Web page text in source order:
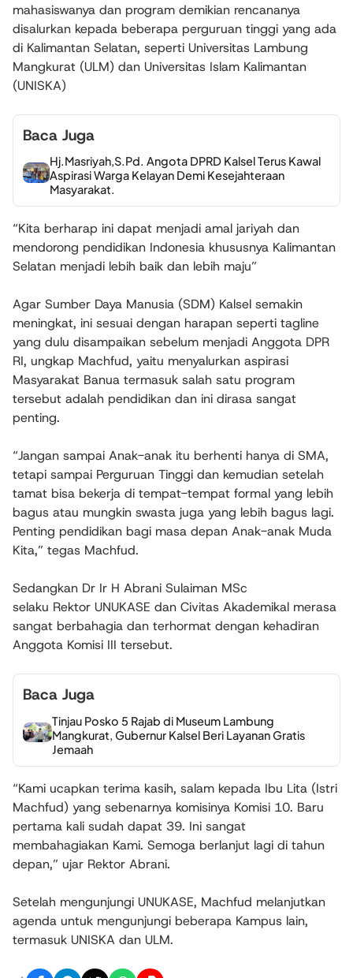
mahasiswanya dan program demikian rencananya
disalurkan kepada beberapa perguruan tinggi yang ada
di Kalimantan Selatan, seperti Universitas Lambung
Mangkurat (ULM) dan Universitas Islam Kalimantan
(UNISKA)
Baca Juga
Hj.Masriyah,S.Pd. Angota DPRD Kalsel Terus Kawal
Aspirasi Warga Kelayan Demi Kesejahteraan
Masyarakat.
“Kita berharap ini dapat menjadi amal jariyah dan
mendorong pendidikan Indonesia khususnya Kalimantan
Selatan menjadi lebih baik dan lebih maju”
Agar Sumber Daya Manusia (SDM) Kalsel semakin
meningkat, ini sesuai dengan harapan seperti tagline
yang dulu disampaikan sebelum menjadi Anggota DPR
RI, ungkap Machfud, yaitu menyalurkan aspirasi
Masyarakat Banua termasuk salah satu program
tersebut adalah pendidikan dan ini dirasa sangat
penting.
“Jangan sampai Anak-anak itu berhenti hanya di SMA,
tetapi sampai Perguruan Tinggi dan kemudian setelah
tamat bisa bekerja di tempat-tempat formal yang lebih
bagus atau mungkin swasta juga yang lebih bagus lagi.
Penting pendidikan bagi masa depan Anak-anak Muda
Kita,” tegas Machfud.
Sedangkan Dr Ir H Abrani Sulaiman MSc
selaku Rektor UNUKASE dan Civitas Akademikal merasa
sangat berbahagia dan terhormat dengan kehadiran
Anggota Komisi III tersebut.
Baca Juga
Tinjau Posko 5 Rajab di Museum Lambung
Mangkurat, Gubernur Kalsel Beri Layanan Gratis
Jemaah
“Kami ucapkan terima kasih, salam kepada Ibu Lita (Istri
Machfud) yang sebenarnya komisinya Komisi 10. Baru
pertama kali sudah dapat 39. Ini sangat
membahagiakan Kami. Semoga berlanjut lagi di tahun
depan,” ujar Rektor Abrani.
Setelah mengunjungi UNUKASE, Machfud melanjutkan
agenda untuk mengunjungi beberapa Kampus lain,
termasuk UNISKA dan ULM.